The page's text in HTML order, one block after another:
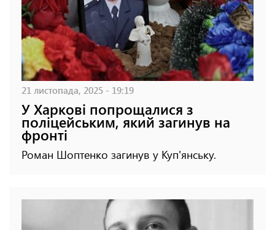
21 листопада, 2025 - 19:19
У Харкові попрощалися з
поліцейським, який загинув на
фронті
Роман Шоптенко загинув у Куп'янську.